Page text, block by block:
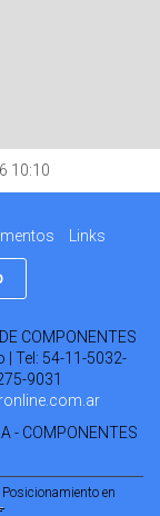
10:10
Links
COMPONENTES
| Tel: 54-11-5032-
9031
- COMPONENTES
Posicionamiento en